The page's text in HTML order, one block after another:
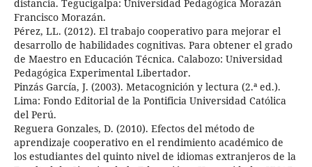
distancia. Tegucigalpa: Universidad Pedagógica Morazán
Francisco Morazán.
Pérez, LL. (2012). El trabajo cooperativo para mejorar el
desarrollo de habilidades cognitivas. Para obtener el grado
de Maestro en Educación Técnica. Calabozo: Universidad
Pedagógica Experimental Libertador.
Pinzás García, J. (2003). Metacognición y lectura (2.ª ed.).
Lima: Fondo Editorial de la Pontificia Universidad Católica
del Perú.
Reguera Gonzales, D. (2010). Efectos del método de
aprendizaje cooperativo en el rendimiento académico de
los estudiantes del quinto nivel de idiomas extranjeros de la